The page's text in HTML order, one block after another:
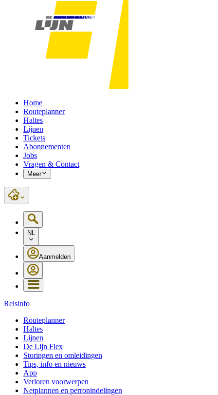
Home
Routeplanner
Haltes
Lijnen
Tickets
Abonnementen
Jobs
Vragen & Contact
Meer
NL
Aanmelden
Reisinfo
Routeplanner
Haltes
Lijnen
De Lijn Flex
Storingen en omleidingen
Tips, info en nieuws
App
Verloren voorwerpen
Netplannen en perronindelingen